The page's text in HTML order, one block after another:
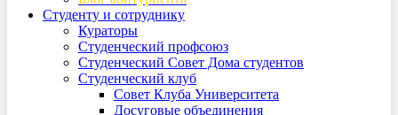
Студенту и сотруднику
Кураторы
Студенческий профсоюз
Студенческий Совет Дома студентов
Студенческий клуб
Совет Клуба Университета
Досуговые объединения